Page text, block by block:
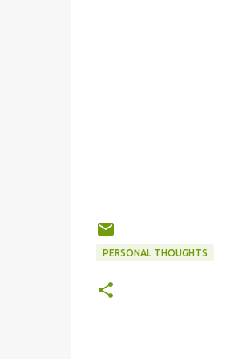
PERSONAL THOUGHTS